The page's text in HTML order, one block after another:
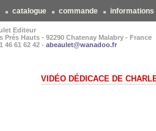
catalogue commande informations
Editeur
Prés Hauts - 92290 Chatenay Malabry - France
46 61 62 42 - abeaulet@wanadoo.fr
VIDÉO DÉDICACE DE